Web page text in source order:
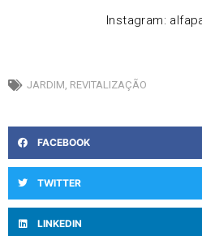
Instagram:
JARDIM REVITALIZAÇÃO
FACEBOOK
TWITTER
LINKEDIN